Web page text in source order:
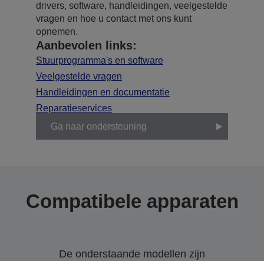
drivers, software, handleidingen, veelgestelde
vragen en hoe u contact met ons kunt
opnemen.
Aanbevolen links:
Stuurprogramma's en software
Veelgestelde vragen
Handleidingen en documentatie
Reparatieservices
Ga naar ondersteuning
Compatibele apparaten
De onderstaande modellen zijn